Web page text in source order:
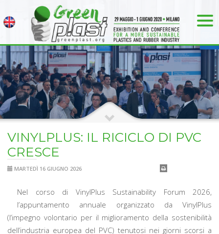
VINYLPLUS: IL RICICLO DI PVC
CRESCE
MARTEDÌ 16 GIUGNO 2026
Nel corso di VinylPlus Sustainability Forum 2026,
l’appuntamento annuale organizzato da VinylPlus
(l’impegno volontario per il miglioramento della sostenibilità
dell’industria europea del PVC) tenutosi nei giorni scorsi a